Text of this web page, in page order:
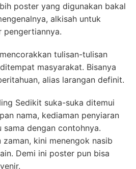
poster yang digunakan bakal
alkisah untuk
pengertiannya.
tulisan-tulisan
masyarakat. Bisanya
alias larangan definit.
Sedikit suka-suka ditemui
nama, kediaman penyiaran
dengan contohnya.
kini menengok nasib
Demi ini poster pun bisa